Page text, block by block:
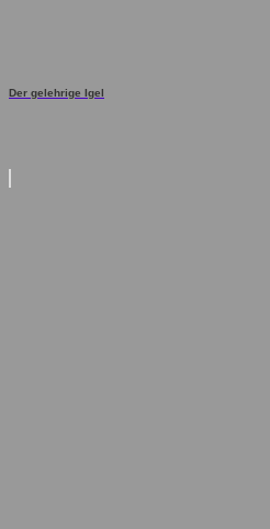
Der gelehrige Igel